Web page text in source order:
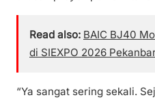
Read also: BAIC BJ40
di SIEXPO 2026
“Ya sangat sering sekali.